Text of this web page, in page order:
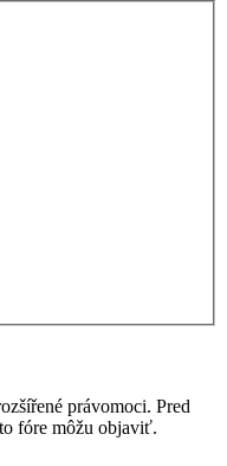
právomoci. Pred
fóre môžu objaviť.